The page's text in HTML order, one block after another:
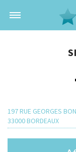
197 RUE GEORGES
33000 BORDEAUX